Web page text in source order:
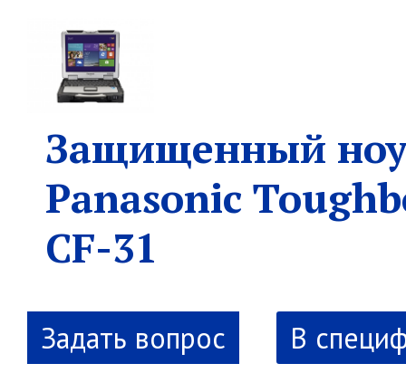
Защищенный
Panasonic
CF-31
В